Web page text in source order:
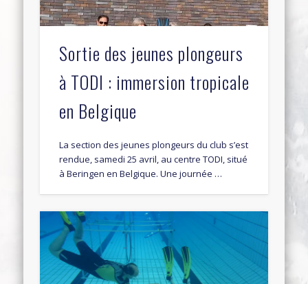
Sortie des jeunes plongeurs
à TODI : immersion tropicale
en Belgique
La section des jeunes plongeurs du club s’est
rendue, samedi 25 avril, au centre TODI, situé
à Beringen en Belgique. Une journée …